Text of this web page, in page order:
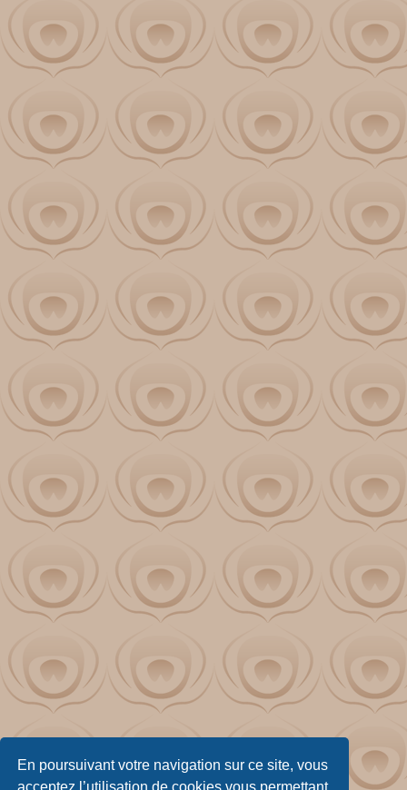
En poursuivant votre navigation sur ce site, vous
acceptez l’utilisation de cookies vous permettant